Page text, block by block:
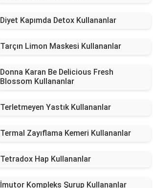
Diyet Kapımda Detox Kullananlar
Tarçın Limon Maskesi Kullananlar
Donna Karan Be Delicious Fresh
Blossom Kullananlar
Terletmeyen Yastık Kullananlar
Termal Zayıflama Kemeri Kullananlar
Tetradox Hap Kullananlar
İmutor Kompleks Şurup Kullananlar